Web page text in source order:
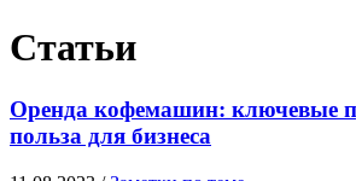
Статьи
Оренда кофемашин: ключевые
польза для бизнеса